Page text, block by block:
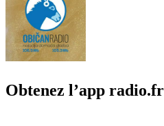
Obtenez l’app